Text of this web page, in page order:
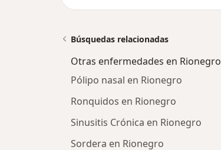
Búsquedas relacionadas
Otras enfermedades en Rionegro
Pólipo nasal en Rionegro
Ronquidos en Rionegro
Sinusitis Crónica en Rionegro
Sordera en Rionegro